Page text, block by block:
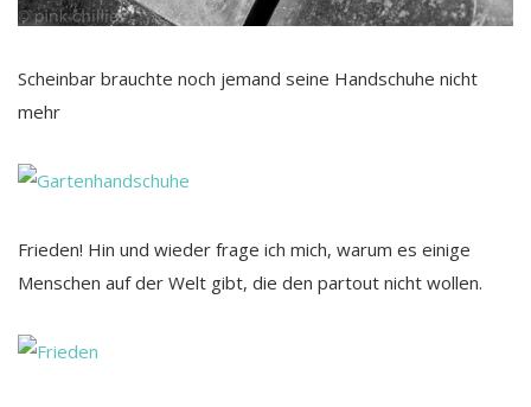
Scheinbar brauchte noch jemand seine Handschuhe nicht
mehr
Frieden! Hin und wieder frage ich mich, warum es einige
Menschen auf der Welt gibt, die den partout nicht wollen.